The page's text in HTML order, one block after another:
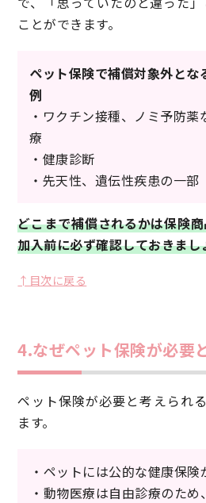
ことができます。
ペット保険で補償対象外とな
例
・ワクチン接種、ノミ予防
療
・健康診断
・先天性、遺伝性疾患の一部
どこまで補償されるかは保険
加入前に必ず確認しておきまし
↑目次に戻る
4.なぜペット保険が必要
ペット保険が必要と考えられ
ます。
・ペットには公的な健康保険
・動物医療は自由診療のた